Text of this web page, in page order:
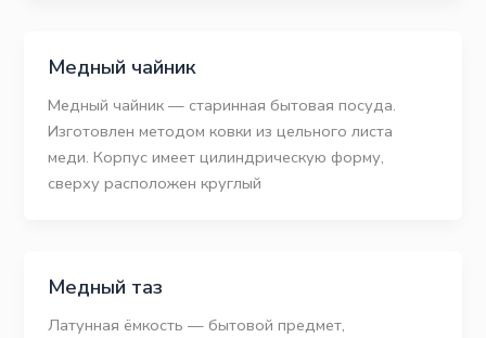
Медный чайник
Медный чайник — старинная бытовая посуда.
Изготовлен методом ковки из цельного листа
меди. Корпус имеет цилиндрическую форму,
сверху расположен круглый
Медный таз
Латунная ёмкость — бытовой предмет,